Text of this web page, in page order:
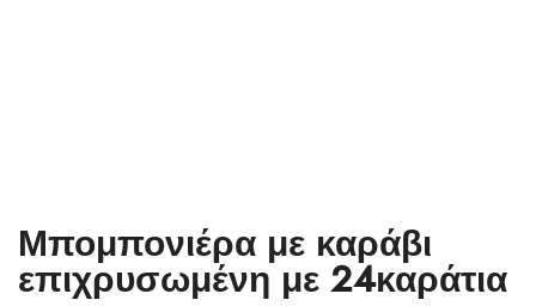
Μπομπονιέρα με καράβι
επιχρυσωμένη με 24καράτια